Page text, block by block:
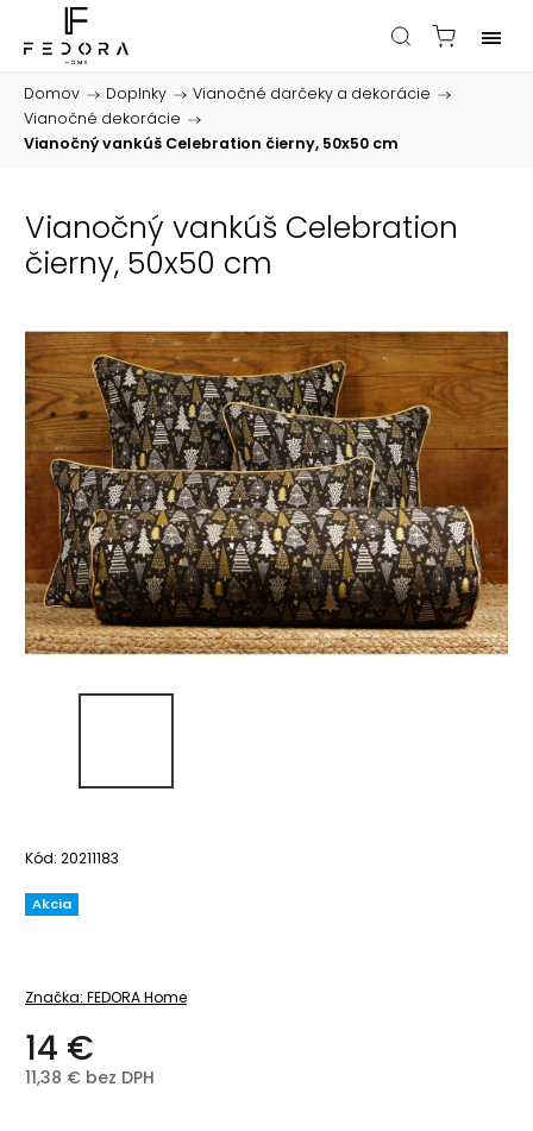
Domov / Doplnky / Vianočné darčeky a dekorácie /
Vianočné dekorácie /
Vianočný vankúš Celebration čierny, 50x50 cm
Vianočný vankúš Celebration
čierny, 50x50 cm
Kód: 20211183
Akcia
Značka: FEDORA Home
14 €
11,38 € bez DPH